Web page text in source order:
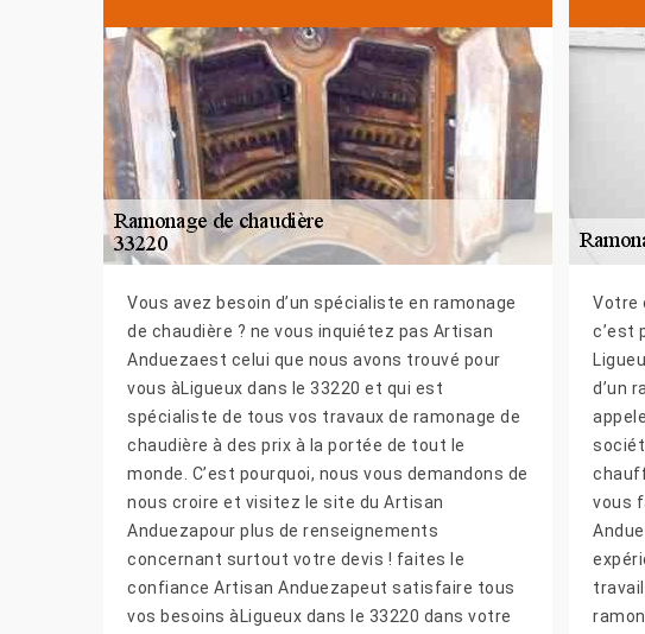
Vous avez besoin d’un spécialiste en ramonage
de chaudière ? ne vous inquiétez pas Artisan
Anduezaest celui que nous avons trouvé pour
vous àLigueux dans le 33220 et qui est
spécialiste de tous vos travaux de ramonage de
chaudière à des prix à la portée de tout le
monde. C’est pourquoi, nous vous demandons de
nous croire et visitez le site du Artisan
Anduezapour plus de renseignements
concernant surtout votre devis ! faites le
confiance Artisan Anduezapeut satisfaire tous
vos besoins àLigueux dans le 33220 dans votre
Votre
c’est
d’un
vous